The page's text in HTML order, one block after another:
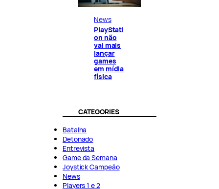
News
PlayStati
on não
vai mais
lançar
games
em mídia
física
CATEGORIES
Batalha
Detonado
Entrevista
Game da Semana
Joystick Campeão
News
Players 1 e 2